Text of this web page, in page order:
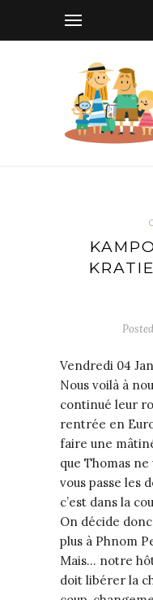
Vendredi 04
Nous voilà à
continué leur
rentrée en
faire une
que Thomas ne
vous passe les
c’est dans la
On décide
plus à Phnom
Mais… notre
doit libérer la